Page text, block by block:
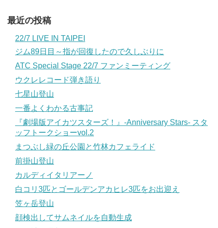
最近の投稿
22/7 LIVE IN TAIPEI
ジム89日目～指が回復したので久しぶりに
ATC Special Stage 22/7 ファンミーティング
ウクレレコード弾き語り
七星山登山
一番よくわかる古事記
『劇場版アイカツスターズ！』-Anniversary Stars- スタ
ッフトークショーvol.2
まつぶし緑の丘公園と竹林カフェライド
前掛山登山
カルディイタリアーノ
白コリ3匹とゴールデンアカヒレ3匹をお出迎え
笠ヶ岳登山
顔検出してサムネイルを自動生成